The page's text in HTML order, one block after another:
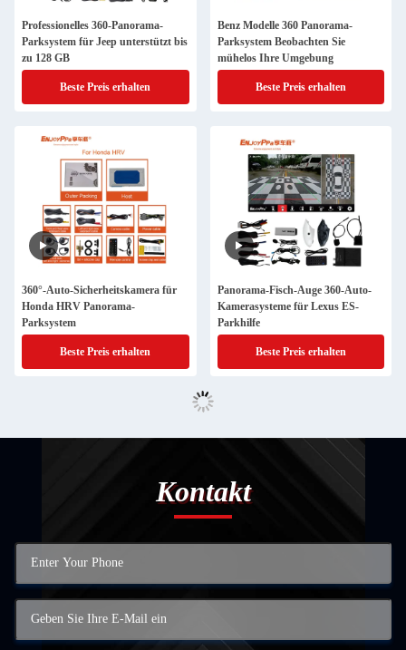
Professionelles 360-Panorama-
Parksystem für Jeep unterstützt bis
zu 128 GB
Beste Preis erhalten
Benz Modelle 360 Panorama-
Parksystem Beobachten Sie
mühelos Ihre Umgebung
Beste Preis erhalten
360°-Auto-Sicherheitskamera für
Honda HRV Panorama-
Parksystem
Beste Preis erhalten
Panorama-Fisch-Auge 360-Auto-
Kamerasysteme für Lexus ES-
Parkhilfe
Beste Preis erhalten
Kontakt